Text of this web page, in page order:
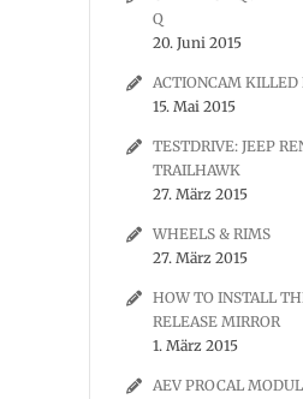
Q
20. Juni 2015
ACTIONCAM KILLED
15. Mai 2015
TESTDRIVE: JEEP
TRAILHAWK
27. März 2015
WHEELS & RIMS
27. März 2015
HOW TO INSTALL
RELEASE MIRROR
1. März 2015
AEV PROCAL